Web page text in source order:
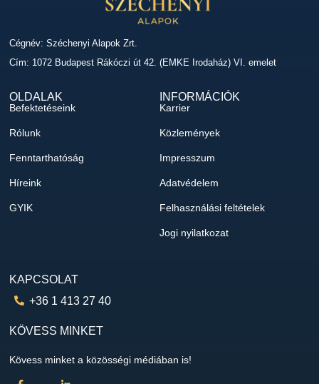
Cégnév: Széchenyi Alapok Zrt.
Cím: 1072 Budapest Rákóczi út 42. (EMKE Irodaház) VI. emelet
OLDALAK
Befektetéseink
Rólunk
Fenntarthatóság
Híreink
GYIK
INFORMÁCIÓK
Karrier
Közlemények
Impresszum
Adatvédelem
Felhasználási feltételek
Jogi nyilatkozat
KAPCSOLAT
+36 1 413 27 40
KÖVESS MINKET
Kövess minket a közösségi médiában is!